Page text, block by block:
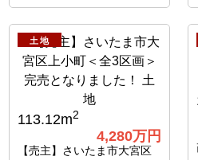
土地
113.12m2
4,280万円
【売主】さいたま市大宮区